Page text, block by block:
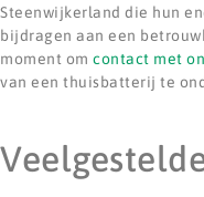
Steenwijkerland die hun
bijdragen aan een
moment om contact met
van een thuisbatterij te